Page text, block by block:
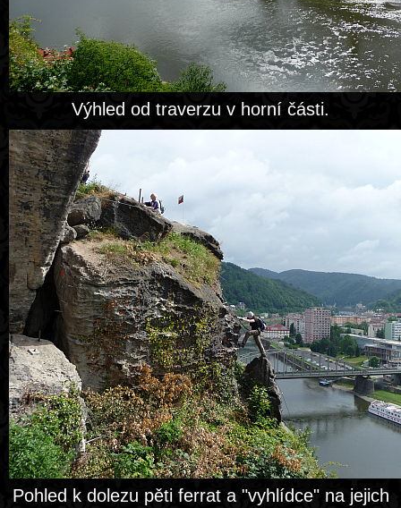
Výhled od traverzu v horní části.
Pohled k dolezu pěti ferrat a "vyhlídce" na jejich